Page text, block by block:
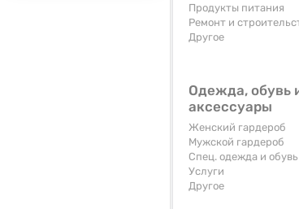
Продукты питания
Ремонт и
Другое
Одежда, обувь
аксессуары
Женский гардероб
Мужской гардероб
Спец. одежда и обувь
Услуги
Другое